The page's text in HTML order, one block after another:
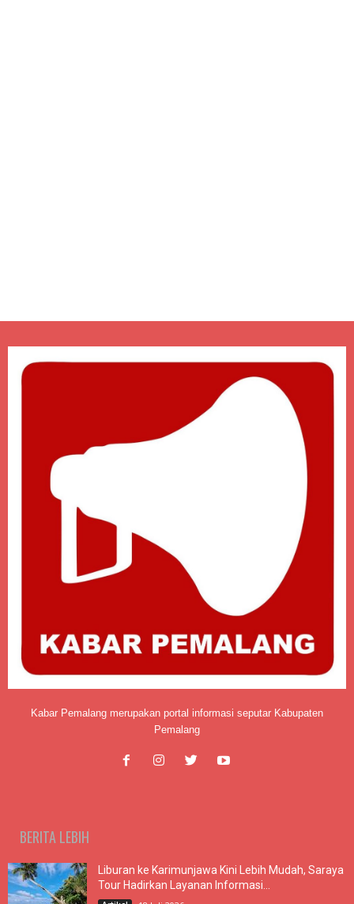
Kabar Pemalang merupakan portal informasi seputar Kabupaten
Pemalang
BERITA LEBIH
Liburan ke Karimunjawa Kini Lebih Mudah, Saraya
Tour Hadirkan Layanan Informasi...